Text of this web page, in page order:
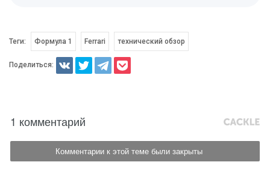
Теги: Формула 1 Ferrari технический обзор
Поделиться:
1 комментарий
Комментарии к этой теме были закрыты